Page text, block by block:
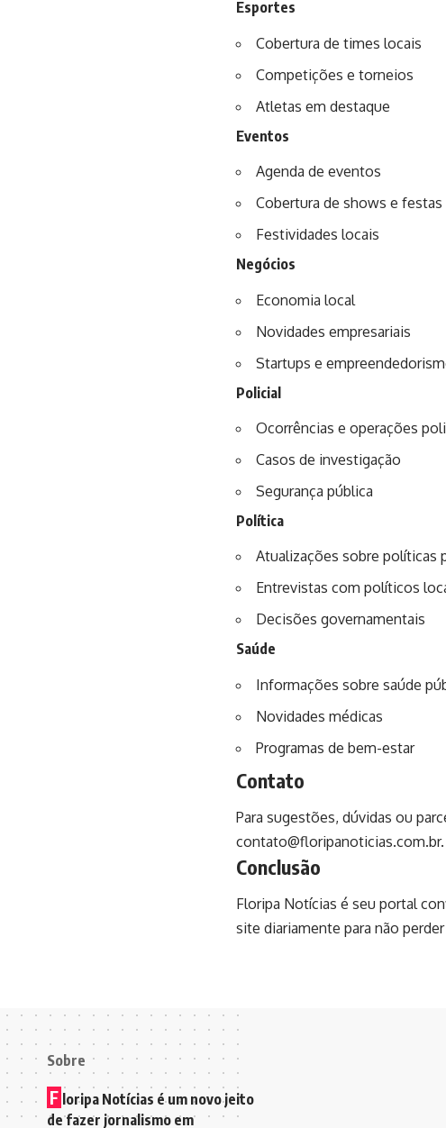
Esportes
Cobertura de times locais
Competições e torneios
Atletas em destaque
Eventos
Agenda de eventos
Cobertura de shows e festas
Festividades locais
Negócios
Economia local
Novidades empresariais
Startups e
Policial
Ocorrências e operações
Casos de investigação
Segurança pública
Política
Atualizações sobre políticas
Entrevistas com políticos
Decisões governamentais
Saúde
Informações sobre saúde
Novidades médicas
Programas de bem-estar
Contato
Para sugestões, dúvidas ou
contato@floripanoticias.com.br.
Conclusão
Floripa Notícias é seu portal
site diariamente para não
Sobre
F loripa Notícias é um novo jeito
de fazer jornalismo em